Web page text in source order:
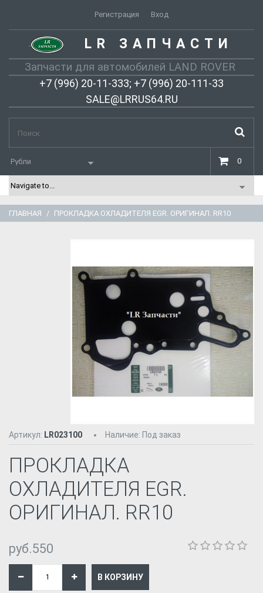
Регистрация Вход
- LR ЗАПЧАСТИ
Запчасти для автомобилей LAND ROVER
+7 (996) 20-11-333; +7 (996) 20-111-33
SALE@LRRUS64.RU
0
ГЛАВНАЯ ПРОКЛАДКА ОХЛАДИТЕЛЯ EGR. ОРИГИНАЛ. RR10
Артикул: LR023100 Наличие: Под заказ
ПРОКЛАДКА
ОХЛАДИТЕЛЯ EGR.
ОРИГИНАЛ. RR10
руб.550